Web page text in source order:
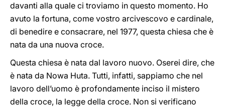
davanti alla quale ci troviamo in questo momento. Ho
avuto la fortuna, come vostro arcivescovo e cardinale,
di benedire e consacrare, nel 1977, questa chiesa che è
nata da una nuova croce.
Questa chiesa è nata dal lavoro nuovo. Oserei dire, che
è nata da Nowa Huta. Tutti, infatti, sappiamo che nel
lavoro dell’uomo è profondamente inciso il mistero
della croce, la legge della croce. Non si verificano